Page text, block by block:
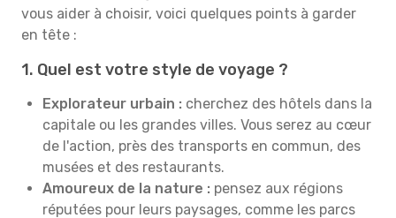
vous aider à choisir, voici quelques points à garder
en tête :
1. Quel est votre style de voyage ?
Explorateur urbain : cherchez des hôtels dans la
capitale ou les grandes villes. Vous serez au cœur
de l'action, près des transports en commun, des
musées et des restaurants.
Amoureux de la nature : pensez aux régions
réputées pour leurs paysages, comme les parcs